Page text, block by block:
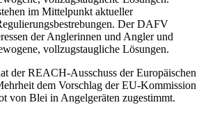
im Mittelpunkt aktueller
Der DAFV
der Anglerinnen und Angler und
vollzugstaugliche Lösungen.
der REACH‑Ausschuss der Europäischen
dem Vorschlag der EU‑Kommission
von Blei in Angelgeräten zugestimmt.